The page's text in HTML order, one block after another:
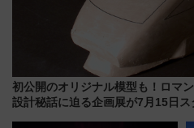
初公開のオリジナル模型も！ロマ
設計秘話に迫る企画展が7月15日ス